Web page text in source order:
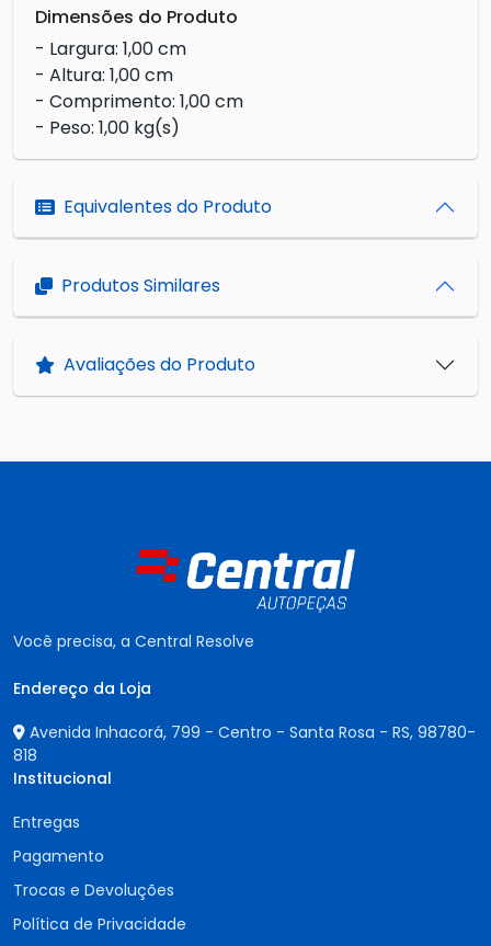
Dimensões do Produto
- Largura: 1,00 cm
- Altura: 1,00 cm
- Comprimento: 1,00 cm
- Peso: 1,00 kg(s)
Equivalentes do Produto
Produtos Similares
Avaliações do Produto
Você precisa, a Central Resolve
Endereço da Loja
Avenida Inhacorá, 799 - Centro - Santa Rosa - RS, 98780-
818
Institucional
Entregas
Pagamento
Trocas e Devoluções
Política de Privacidade